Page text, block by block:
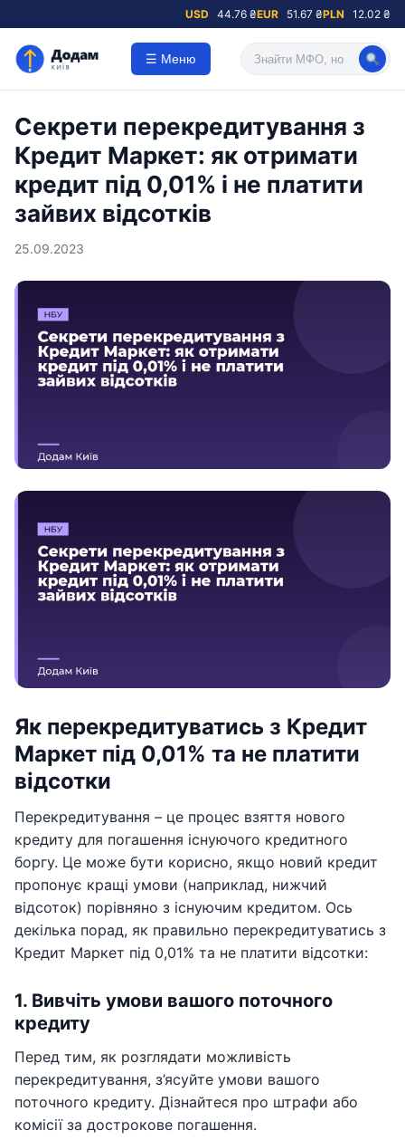
USD 44.76 ₴EUR 51.67 ₴PLN 12.02 ₴
☰ Меню
Секрети перекредитування з
Кредит Маркет: як отримати
кредит під 0,01% і не платити
зайвих відсотків
25.09.2023
Як перекредитуватись з Кредит
Маркет під 0,01% та не платити
відсотки
Перекредитування – це процес взяття нового
кредиту для погашення існуючого кредитного
боргу. Це може бути корисно, якщо новий кредит
пропонує кращі умови (наприклад, нижчий
відсоток) порівняно з існуючим кредитом. Ось
декілька порад, як правильно перекредитуватись з
Кредит Маркет під 0,01% та не платити відсотки:
1. Вивчіть умови вашого поточного
кредиту
Перед тим, як розглядати можливість
перекредитування, з’ясуйте умови вашого
поточного кредиту. Дізнайтеся про штрафи або
комісії за дострокове погашення.